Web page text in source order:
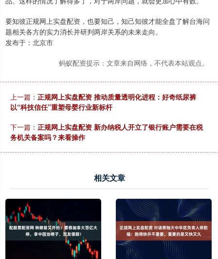
要知彼正规网上实盘配资，也要知己，知己知彼才能全盘了解台海问
题相关各方的实力消长并研判两岸关系的未来走向。
发布于：北京市
蚂蚁配资提示：文章来自网络，不代表本站观点。
上一篇： 正规网上实盘配资 推动质量透明化进程：好奇纸尿裤
以“科技信任”重塑母婴行业新标杆
下一篇： 正规网上实盘配资 新办纳税人开立了银行账户需要在税
务机关备案吗？来看操作
相关文章